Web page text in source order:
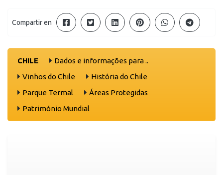
Compartir en
CHILE
Dados e informações para ..
Vinhos do Chile
História do Chile
Parque Termal
Áreas Protegidas
Património Mundial